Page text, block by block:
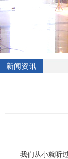
新闻资讯
我们从小就听